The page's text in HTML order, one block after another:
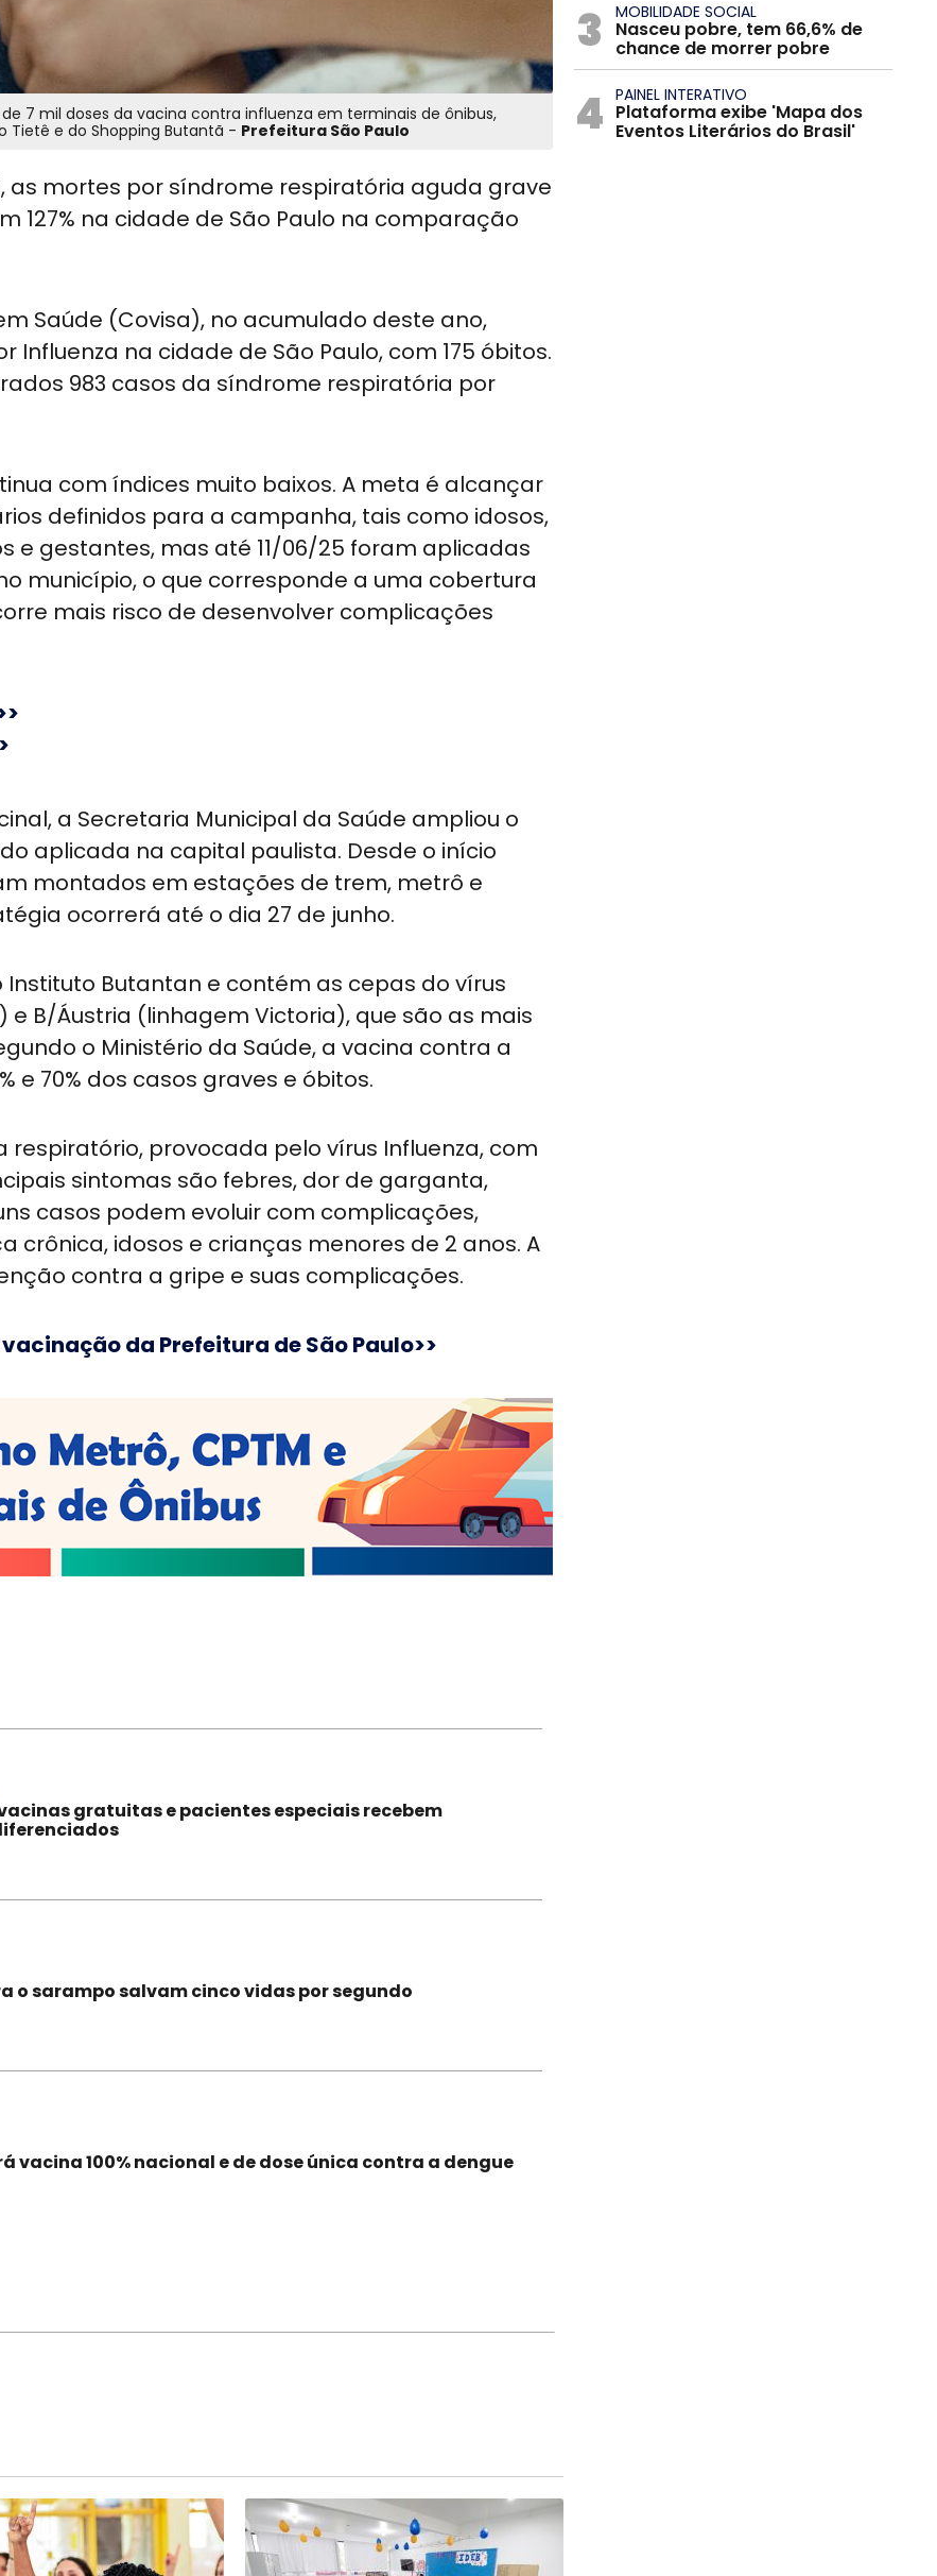
7 mil doses da vacina contra influenza em terminais de ônibus,
Tietê e do Shopping Butantã - Prefeitura São Paulo
as mortes por síndrome respiratória aguda grave
127% na cidade de São Paulo na comparação
Saúde (Covisa), no acumulado deste ano,
Influenza na cidade de São Paulo, com 175 óbitos.
983 casos da síndrome respiratória por
com índices muito baixos. A meta é alcançar
definidos para a campanha, tais como idosos,
e gestantes, mas até 11/06/25 foram aplicadas
município, o que corresponde a uma cobertura
mais risco de desenvolver complicações
a Secretaria Municipal da Saúde ampliou o
aplicada na capital paulista. Desde o início
montados em estações de trem, metrô e
ocorrerá até o dia 27 de junho.
Butantan e contém as cepas do vírus
e B/Áustria (linhagem Victoria), que são as mais
o Ministério da Saúde, a vacina contra a
e 70% dos casos graves e óbitos.
provocada pelo vírus Influenza, com
sintomas são febres, dor de garganta,
casos podem evoluir com complicações,
idosos e crianças menores de 2 anos. A
contra a gripe e suas complicações.
da Prefeitura de São Paulo>>
vacinas gratuitas e pacientes especiais recebem
o sarampo salvam cinco vidas por segundo
vacina 100% nacional e de dose única contra a dengue
3 MOBILIDADE SOCIAL
Nasceu pobre, tem 66,6% de
chance de morrer pobre
4 PAINEL INTERATIVO
Plataforma exibe 'Mapa dos
Eventos Literários do Brasil'